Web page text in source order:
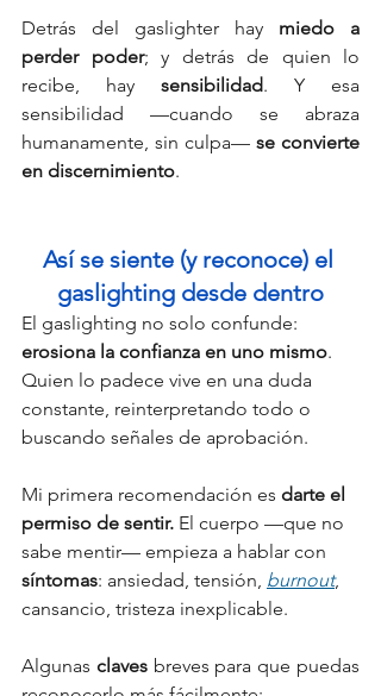
Detrás del gaslighter hay miedo a
perder poder; y detrás de quien lo
recibe, hay sensibilidad. Y esa
sensibilidad —cuando se abraza
humanamente, sin culpa— se convierte
en discernimiento.
Así se siente (y reconoce) el
gaslighting desde dentro
El gaslighting no solo confunde:
erosiona la confianza en uno mismo.
Quien lo padece vive en una duda
constante, reinterpretando todo o
buscando señales de aprobación.
Mi primera recomendación es darte el
permiso de sentir. El cuerpo —que no
sabe mentir— empieza a hablar con
síntomas: ansiedad, tensión, burnout,
cansancio, tristeza inexplicable.
Algunas claves breves para que puedas